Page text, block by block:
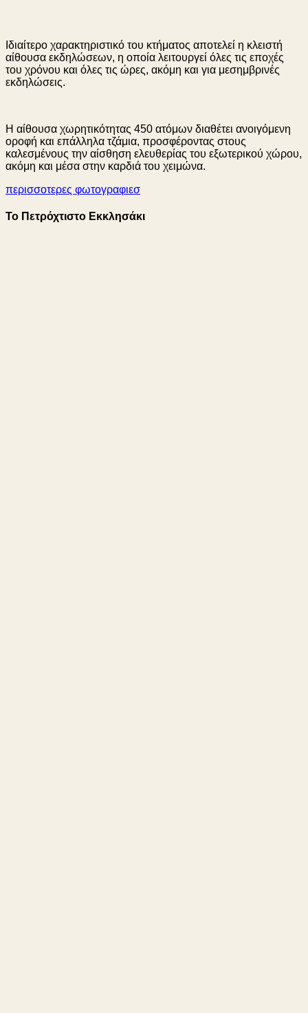
Ιδιαίτερο χαρακτηριστικό του κτήματος αποτελεί η κλειστή
αίθουσα εκδηλώσεων, η οποία λειτουργεί όλες τις εποχές
του χρόνου και όλες τις ώρες, ακόμη και για μεσημβρινές
εκδηλώσεις.
Η αίθουσα χωρητικότητας 450 ατόμων διαθέτει ανοιγόμενη
οροφή και επάλληλα τζάμια, προσφέροντας στους
καλεσμένους την αίσθηση ελευθερίας του εξωτερικού χώρου,
ακόμη και μέσα στην καρδιά του χειμώνα.
περισσοτερες φωτογραφιεσ
Το Πετρόχτιστο Εκκλησάκι